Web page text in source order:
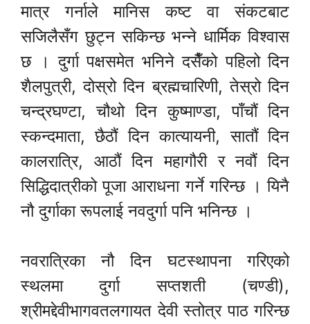
मात्र गर्नाले मानिस कष्ट वा संकटबाट
सजिलैसँग छुट्न सकिन्छ भन्ने धार्मिक विश्वास
छ । दुर्गा पक्षसमेत भनिने दसैँको पहिलो दिन
शैलपुत्री, दोस्रो दिन ब्रह्मचारिणी, तेस्रो दिन
चन्द्रघण्टा, चौथो दिन कुष्माण्डा, पाँचौं दिन
स्कन्दमाता, छैठौं दिन कात्यायनी, सातौं दिन
कालरात्रि, आठौं दिन महागौरी र नवौं दिन
सिद्धिदात्रीको पूजा आराधना गर्ने गरिन्छ । यिनै
नौ दुर्गाका रूपलाई नवदुर्गा पनि भनिन्छ ।
नवरात्रिका नौ दिन घटस्थापना गरिएको
स्थलमा दुर्गा सप्तशती (चण्डी),
श्रीमद्देवीभागवतलगायत देवी स्तोत्र पाठ गरिन्छ